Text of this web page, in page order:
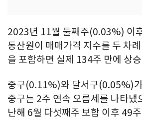
2023년 11월 둘째주(0.03%) 이
동산원이 매매가격 지수를 두 차
을 포함하면 실제 134주 만에 상
중구(0.11%)와 달서구(0.05%)
중구는 2주 연속 오름세를 나타냈
난해 6월 다섯째주 보합 이후 49